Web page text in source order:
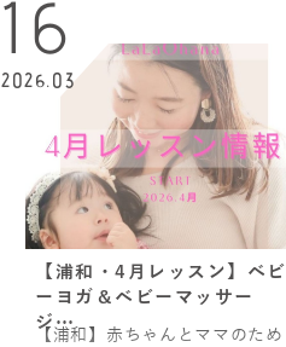
16
2026.03
【浦和・4月レッスン】ベビ
ーヨガ＆ベビーマッサー
ジ…
【浦和】赤ちゃんとママのため